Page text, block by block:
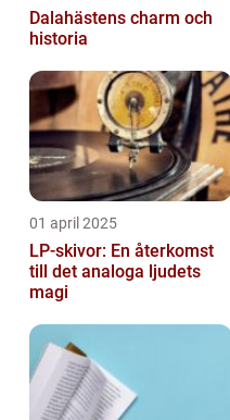
Dalahästens charm och
historia
01 april 2025
LP-skivor: En återkomst
till det analoga ljudets
magi